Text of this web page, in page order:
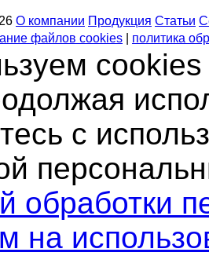
О компании Продукция Статьи
файлов cookies
политика
cookies
с
обработки
на